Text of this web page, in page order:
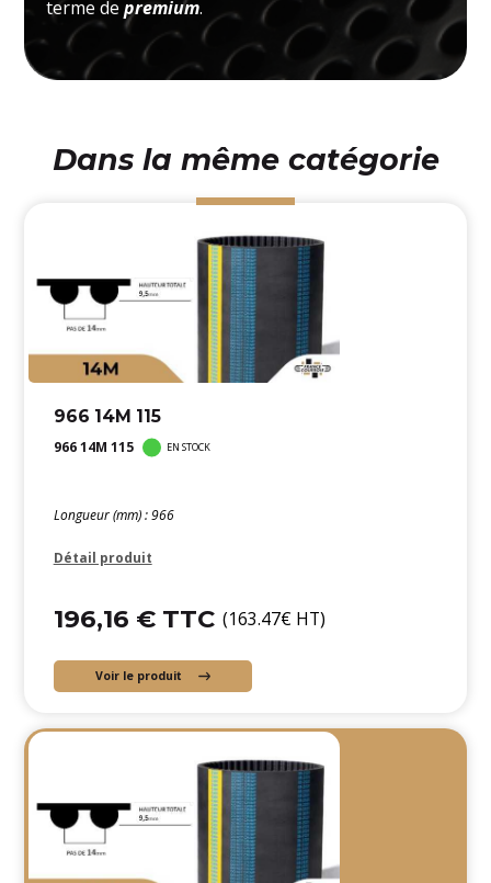
terme depremium.
Dans la même catégorie
966 14M 115
966 14M 115 EN STOCK
Longueur (mm) : 966
Détail produit
196,16 € TTC (163.47€ HT)
Voir le produit